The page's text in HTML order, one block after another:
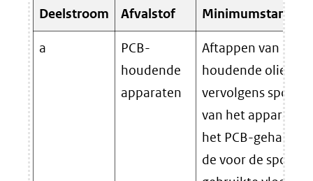
Deelstroom Afvalstof
a
PCB-
houdende
apparaten
Aftappen van de
houdende olie en
vervolgens spoelen
van het apparaat
het PCB-gehalte
de voor de